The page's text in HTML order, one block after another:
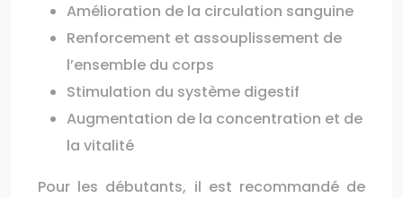
Amélioration de la circulation sanguine
Renforcement et assouplissement de
l’ensemble du corps
Stimulation du système digestif
Augmentation de la concentration et de
la vitalité
Pour les débutants, il est recommandé de